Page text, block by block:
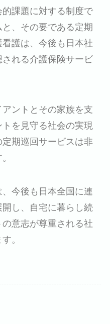
課題に対する制度で
、その要である定期
護は、今後も日本社
れる介護保険サービ
ントとその家族を支
を見守る社会の実現
期巡回サービスは非
今後も日本全国に連
し、自宅に暮らし続
意志が尊重される社
。